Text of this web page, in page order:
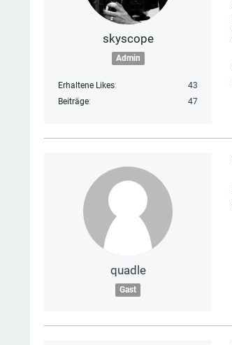
skyscope
Admin
Erhaltene Likes
43
Beiträge
47
quadle
Gast